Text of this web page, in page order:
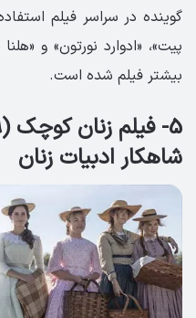
گوینده در سراسر فیلم
پیت»، «ادوارد نورتون» و
بیشتر فیلم شده است.
شاهکار ادبیات زنان